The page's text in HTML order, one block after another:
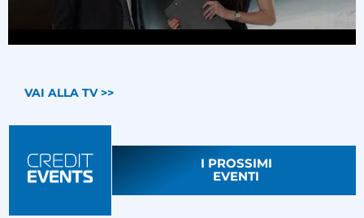
VAI ALLA TV >>
I PROSSIMI
EVENTI